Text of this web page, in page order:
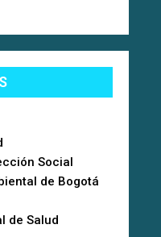
Social
de Bogotá
de Salud